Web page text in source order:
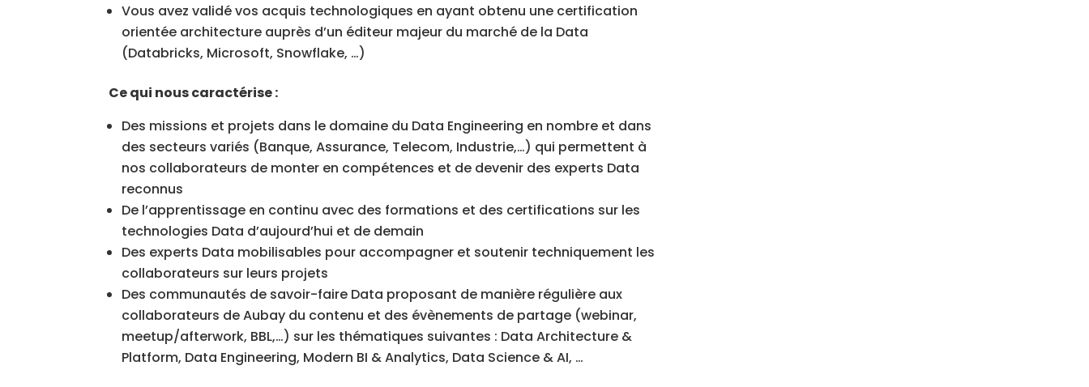
Vous avez validé vos acquis technologiques en ayant obtenu une certification
orientée architecture auprès d’un éditeur majeur du marché de la Data
(Databricks, Microsoft, Snowflake, …)
Ce qui nous caractérise :
Des missions et projets dans le domaine du Data Engineering en nombre et dans
des secteurs variés (Banque, Assurance, Telecom, Industrie,…) qui permettent à
nos collaborateurs de monter en compétences et de devenir des experts Data
reconnus
De l’apprentissage en continu avec des formations et des certifications sur les
technologies Data d’aujourd’hui et de demain
Des experts Data mobilisables pour accompagner et soutenir techniquement les
collaborateurs sur leurs projets
Des communautés de savoir-faire Data proposant de manière régulière aux
collaborateurs de Aubay du contenu et des évènements de partage (webinar,
meetup/afterwork, BBL,…) sur les thématiques suivantes : Data Architecture &
Platform, Data Engineering, Modern BI & Analytics, Data Science & AI, …